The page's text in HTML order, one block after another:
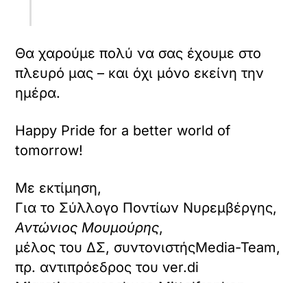
Θα χαρούμε πολύ να σας έχουμε στο
πλευρό μας – και όχι μόνο εκείνη την
ημέρα.
Happy Pride for a better world of
tomorrow!
Με εκτίμηση,
Για το Σύλλογο Ποντίων Νυρεμβέργης,
Αντώνιος Μουμούρης,
μέλος του ΔΣ, συντονιστήςMedia-Team,
πρ. αντιπρόεδρος του ver.di